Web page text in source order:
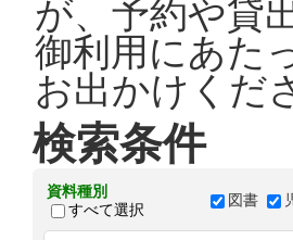
が、予約や貸
御利用にあた
お出かけくだ
検索条件
資料種別
すべて選択
図書